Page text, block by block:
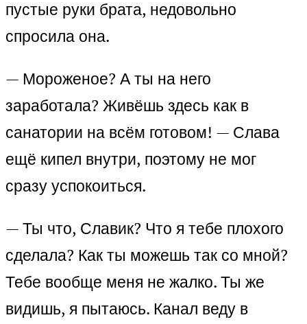
пустые руки брата, недовольно
спросила она.
— Мороженое? А ты на него
заработала? Живёшь здесь как в
санатории на всём готовом! — Слава
ещё кипел внутри, поэтому не мог
сразу успокоиться.
— Ты что, Славик? Что я тебе плохого
сделала? Как ты можешь так со мной?
Тебе вообще меня не жалко. Ты же
видишь, я пытаюсь. Канал веду в